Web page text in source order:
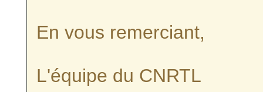
En vous remerciant,
L'équipe du CNRTL